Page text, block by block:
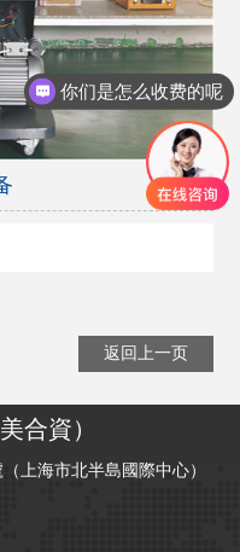
返回上一页
合資）
上海市北半島國際中心）
你们是怎么收费的呢